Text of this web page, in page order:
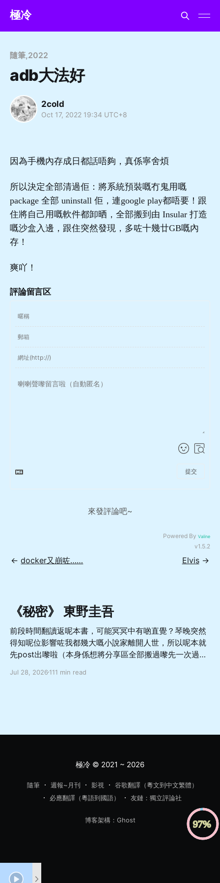
極冷
隨筆,2022
adb大法好
2cold
Oct 17, 2022 19:34 UTC+8
因為手機內存成日都話唔夠，真係寧舍煩
所以決定全部清過佢：將系統預裝嘅冇鬼用嘅
package 全部 uninstall 佢，連google play都唔要！跟
住將自己用嘅軟件都卸晒，全部搬到由 Insular 打造
嘅沙盒入邊，跟住突然發現，多咗十幾廿GB嘅內
存！
爽吖！
評論留言区
提交
來發評論吧~
Powered By Valine
v1.5.2
←docker又崩咗…… Elvis→
《秘密》 東野圭吾
前段時間翻讀返呢本書，可能冥冥中有啲直覺？琴晚突然
得知呢位影響咗我都幾大嘅小說家離開人世，所以呢本就
先post出嚟啦（本身係想將分享區全部搬過嚟先一次過
善良溫柔而又軟弱怕事嘅非典型成年男性嘅角度出發，寫
希望呢本書，可以幫你暫時逃離呢個節奏越來越快嘅世
惜每一段嘅相遇同陪伴 「首先，很久以前我就有這樣的考
開雙手，「藻奈美還活著的時候，我就想過，是不是讓她
上私立比較好，並且是那種一路直升大學的中學。我不想
讓她因為中考和高考吃苦。」 「也就是說，直子不想將來
吃苦，於是現在選擇一條輕鬆的出路？」平介語帶譏諷。
「你聽我說完。沒錯，之所以考慮明年要升初中的時候馬
上就想到私立，是因為很早之前我就考慮過。但現在我又
Jul 28, 2026 111 min read
極冷© 2021 ~ 2026
隨筆 週報~月刊 影視
谷歌翻譯（粵文到中文繁體）
必應翻譯（粵語到國語）
友鏈：獨立評論社
博客架構：Ghost